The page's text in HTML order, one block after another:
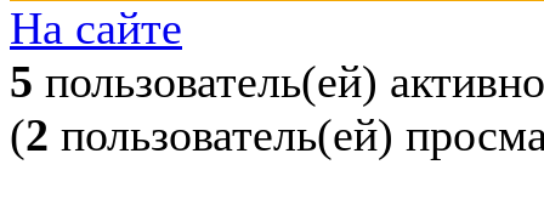
На сайте
5 пользователь(ей) активно
(2 пользователь(ей)